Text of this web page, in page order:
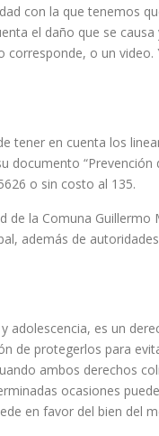
con la que tenemos
el daño que se
o un video.
tener en cuenta los
documento
o sin costo al 135.
de la Comuna
además de
adolescencia, es un
de protegerlos para
ambos derechos
ocasiones
en favor del bien del